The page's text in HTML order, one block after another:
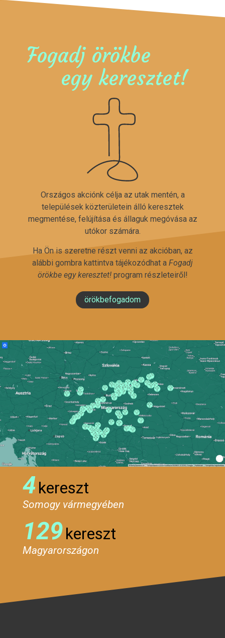
Fogadj örökbe
egy keresztet!
Országos akciónk célja az utak mentén, a
települések közterületein álló keresztek
megmentése, felújítása és állaguk megóvása az
utókor számára.
Ha Ön is szeretne részt venni az akcióban, az
alábbi gombra kattintva tájékozódhat a Fogadj
örökbe egy keresztet!program részleteiről!
örökbefogadom
4kereszt
Somogy vármegyében
129kereszt
Magyarországon